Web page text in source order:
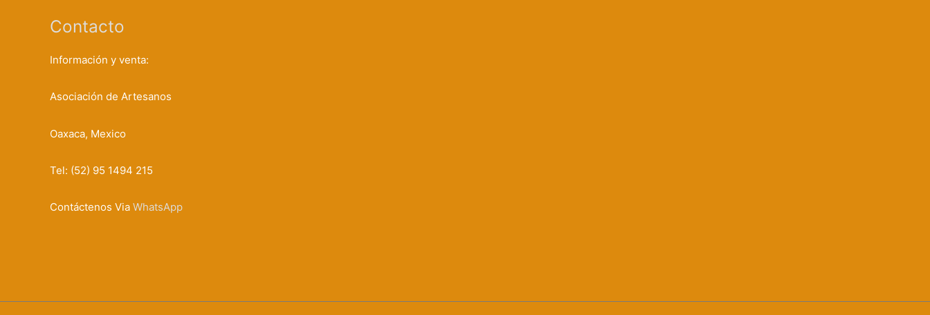
Contacto
Información y venta:
Asociación de Artesanos
Oaxaca, Mexico
Tel: (52) 95 1494 215
Contáctenos Via WhatsApp